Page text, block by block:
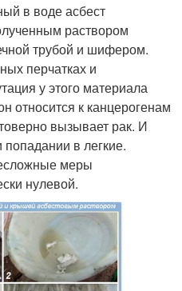
в воде асбест
раствором
трубой и шифером.
перчатках и
у этого материала
относится к канцерогенам
вызывает рак. И
в легкие.
меры
нулевой.